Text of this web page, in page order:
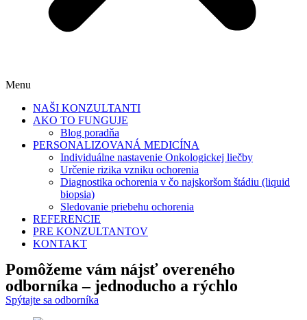
Menu
NAŠI KONZULTANTI
AKO TO FUNGUJE
Blog poradňa
PERSONALIZOVANÁ MEDICÍNA
Individuálne nastavenie Onkologickej liečby
Určenie rizika vzniku ochorenia
Diagnostika ochorenia v čo najskoršom štádiu (liquid
biopsia)
Sledovanie priebehu ochorenia
REFERENCIE
PRE KONZULTANTOV
KONTAKT
Pomôžeme vám nájsť overeného
odborníka– jednoducho a rýchlo
Spýtajte sa odborníka